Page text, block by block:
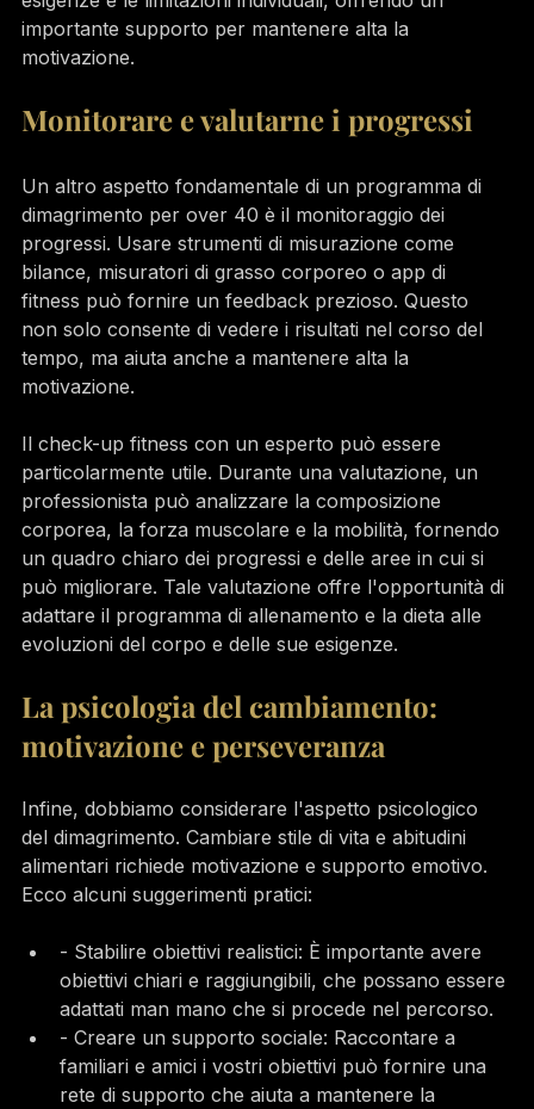
importante supporto per mantenere alta la
motivazione.
Monitorare e valutarne i progressi
Un altro aspetto fondamentale di un programma di
dimagrimento per over 40 è il monitoraggio dei
progressi. Usare strumenti di misurazione come
bilance, misuratori di grasso corporeo o app di
fitness può fornire un feedback prezioso. Questo
non solo consente di vedere i risultati nel corso del
tempo, ma aiuta anche a mantenere alta la
motivazione.
Il check-up fitness con un esperto può essere
particolarmente utile. Durante una valutazione, un
professionista può analizzare la composizione
corporea, la forza muscolare e la mobilità, fornendo
un quadro chiaro dei progressi e delle aree in cui si
può migliorare. Tale valutazione offre l'opportunità di
adattare il programma di allenamento e la dieta alle
evoluzioni del corpo e delle sue esigenze.
La psicologia del cambiamento:
motivazione e perseveranza
Infine, dobbiamo considerare l'aspetto psicologico
del dimagrimento. Cambiare stile di vita e abitudini
alimentari richiede motivazione e supporto emotivo.
Ecco alcuni suggerimenti pratici:
- Stabilire obiettivi realistici: È importante avere
obiettivi chiari e raggiungibili, che possano essere
adattati man mano che si procede nel percorso.
- Creare un supporto sociale: Raccontare a
familiari e amici i vostri obiettivi può fornire una
rete di supporto che aiuta a mantenere la